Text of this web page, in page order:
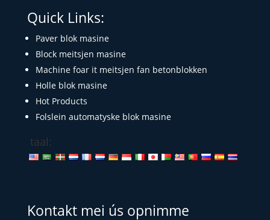
Quick Links:
Paver blok masine
Block meitsjen masine
Machine foar it meitsjen fan betonblokken
Holle blok masine
Hot Products
Folslein automatyske blok masine
taal:
Kontakt mei ús opnimme